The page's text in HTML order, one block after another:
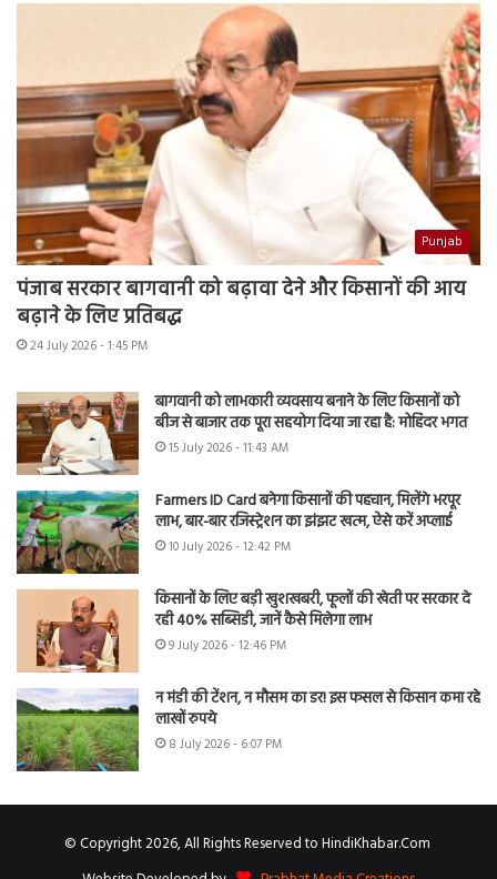
Punjab
पंजाब सरकार बागवानी को बढ़ावा देने और किसानों की आय
बढ़ाने के लिए प्रतिबद्ध
24 July 2026 - 1:45 PM
बागवानी को लाभकारी व्यवसाय बनाने के लिए किसानों को
बीज से बाजार तक पूरा सहयोग दिया जा रहा है: मोहिंदर भगत
15 July 2026 - 11:43 AM
Farmers ID Card बनेगा किसानों की पहचान, मिलेंगे भरपूर
लाभ, बार-बार रजिस्ट्रेशन का झंझट खत्म, ऐसे करें अप्लाई
10 July 2026 - 12:42 PM
किसानों के लिए बड़ी खुशखबरी, फूलों की खेती पर सरकार दे
रही 40% सब्सिडी, जानें कैसे मिलेगा लाभ
9 July 2026 - 12:46 PM
न मंडी की टेंशन, न मौसम का डर! इस फसल से किसान कमा रहे
लाखों रुपये
8 July 2026 - 6:07 PM
© Copyright 2026, All Rights Reserved to HindiKhabar.Com